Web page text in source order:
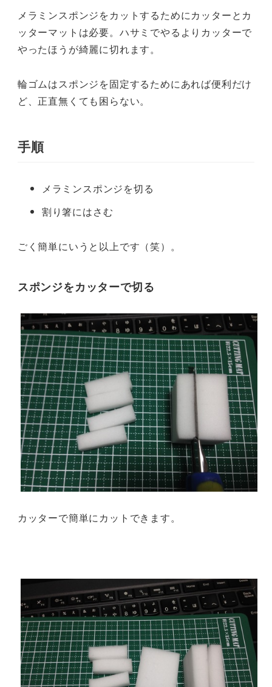
メラミンスポンジをカットするためにカッターとカ
ッターマットは必要。ハサミでやるよりカッターで
やったほうが綺麗に切れます。
輪ゴムはスポンジを固定するためにあれば便利だけ
ど、正直無くても困らない。
手順
メラミンスポンジを切る
割り箸にはさむ
ごく簡単にいうと以上です（笑）。
スポンジをカッターで切る
カッターで簡単にカットできます。